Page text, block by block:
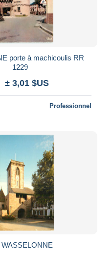
porte à machicoulis RR
1229
± 3,01 $US
Professionnel
WASSELONNE